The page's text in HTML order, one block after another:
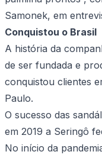
Samonek, em
Conquistou o Brasil
A história da
de ser fundada e
conquistou clientes
Paulo.
O sucesso das
em 2019 a Seringô
No início da